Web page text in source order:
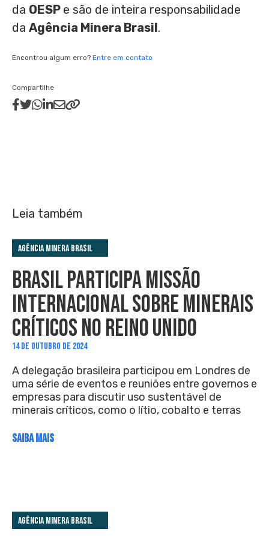
da OESP e são de inteira responsabilidade
da Agência Minera Brasil.
Encontrou algum erro? Entre em contato
Compartilhe
Leia também
Agência Minera Brasil
BRASIL PARTICIPA MISSÃO
INTERNACIONAL SOBRE MINERAIS
CRÍTICOS NO REINO UNIDO
14 DE OUTUBRO DE 2024
A delegação brasileira participou em Londres de
uma série de eventos e reuniões entre governos e
empresas para discutir uso sustentável de
minerais críticos, como o lítio, cobalto e terras
SAIBA MAIS
Agência Minera Brasil